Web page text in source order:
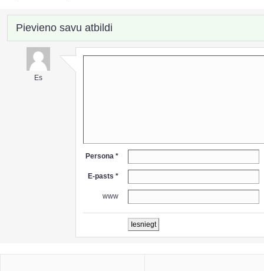
Pievieno savu atbildi
Es
Persona *
E-pasts *
www